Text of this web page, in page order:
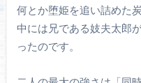
何とか堕姫を追い詰めた
中には兄である妓夫太郎
ったのです。